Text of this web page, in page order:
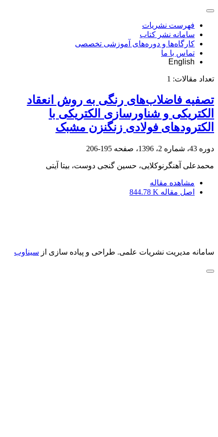
فهرست نشریات
سامانه نشر کتاب
کارگاه‌ها و دوره‌های آموزشی تخصصی
تماس با ما
English
تعداد مقالات: 1
تصفیه فاضلاب‌های رنگی به روش انعقاد
الکتریکی و شناورسازی الکتریکی با
الکترودهای فولادی زنگنزن مشبک
دوره 43، شماره 2، 1396، صفحه 195-206
محمدعلی آهنگرنوکلایی، حسین گنجی دوست، بیتا آیتی
مشاهده مقاله
اصل مقاله 844.78 K
سامانه مدیریت نشریات علمی. طراحی و پیاده سازی از سیناوب